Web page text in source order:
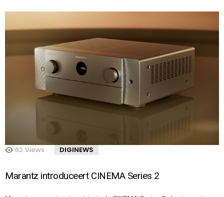
62 Views DIGINEWS
Marantz introduceert CINEMA Series 2